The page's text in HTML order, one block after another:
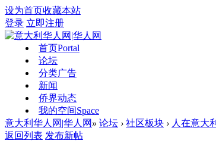
设为首页收藏本站
登录 立即注册
首页Portal
论坛
分类广告
新闻
侨界动态
我的空间Space
意大利华人网|华人网 » 论坛 › 社区板块 › 人在意大利
返回列表 发布新帖